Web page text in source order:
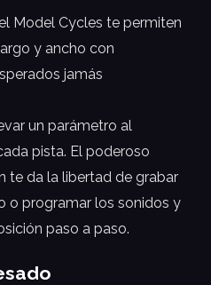
Model Cycles te permiten
y ancho con
jamás
un parámetro al
pista. El poderoso
te da la libertad de grabar
o programar los sonidos y
paso a paso.